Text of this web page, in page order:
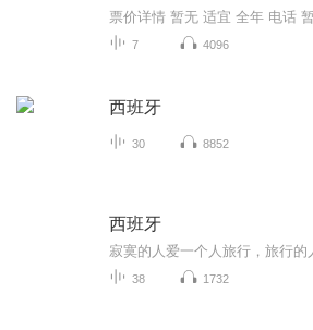
7 4096
西班牙
30 8852
西班牙
38 1732